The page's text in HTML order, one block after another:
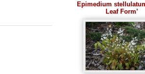
Epimedium
Leaf Form’